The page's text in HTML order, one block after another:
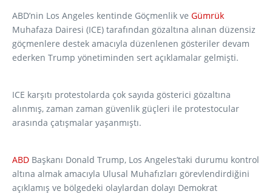
ABD’nin Los Angeles kentinde Göçmenlik ve Gümrük
Muhafaza Dairesi (ICE) tarafından gözaltına alınan düzensiz
göçmenlere destek amacıyla düzenlenen gösteriler devam
ederken Trump yönetiminden sert açıklamalar gelmişti.
ICE karşıtı protestolarda çok sayıda gösterici gözaltına
alınmış, zaman zaman güvenlik güçleri ile protestocular
arasında çatışmalar yaşanmıştı.
ABD Başkanı Donald Trump, Los Angeles’taki durumu kontrol
altına almak amacıyla Ulusal Muhafızları görevlendirdiğini
açıklamış ve bölgedeki olaylardan dolayı Demokrat